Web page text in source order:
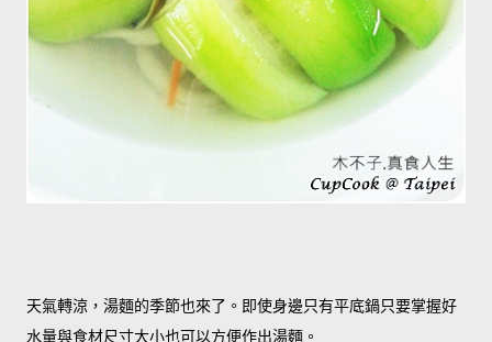
天氣轉涼，湯麵的季節也來了。即使身邊只有平底鍋只要掌握好
水量與食材尺寸大小也可以方便作出湯麵。